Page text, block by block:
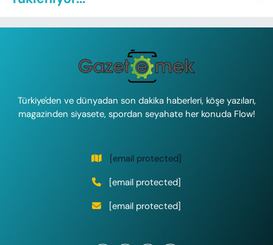
Türkiye'den ve dünyadan son dakika haberleri, köşe yazıları,
magazinden siyasete, spordan seyahate her konuda Flow!
[email protected]
[email protected]
[email protected]